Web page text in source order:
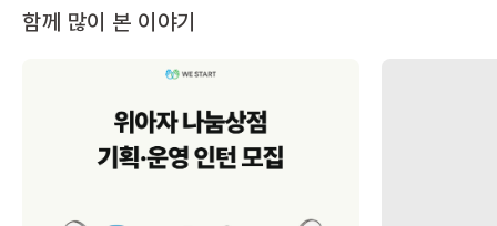
함께 많이 본 이야기